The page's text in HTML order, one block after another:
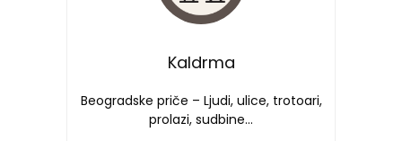
Kaldrma
Beogradske priče – Ljudi, ulice, trotoari,
prolazi, sudbine…